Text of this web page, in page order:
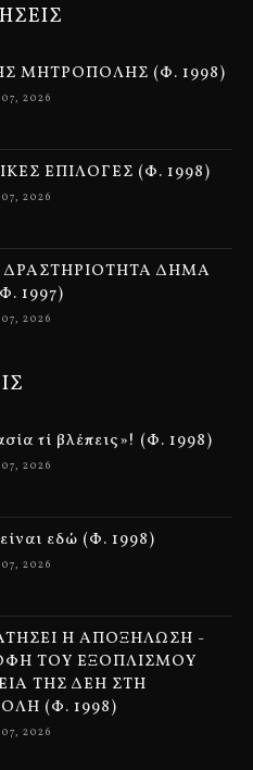
ΜΗΤΡΟΠΟΛΗΣ (Φ. 1998)
2026
ΕΠΙΛΟΓΕΣ (Φ. 1998)
2026
ΔΡΑΣΤΗΡΙΟΤΗΤΑ ΔΗΜΑ
1997)
2026
τί βλέπεις»! (Φ. 1998)
2026
εδώ (Φ. 1998)
2026
Η ΑΠΟΞΗΛΩΣΗ -
ΤΟΥ ΕΞΟΠΛΙΣΜΟΥ
ΤΗΣ ΔΕΗ ΣΤΗ
(Φ. 1998)
2026